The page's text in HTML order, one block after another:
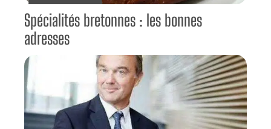
Spécialités bretonnes : les bonnes
adresses